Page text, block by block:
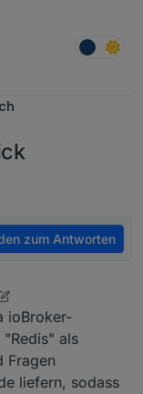
zum Antworten
ioBroker-
als
Fragen
liefern, sodass